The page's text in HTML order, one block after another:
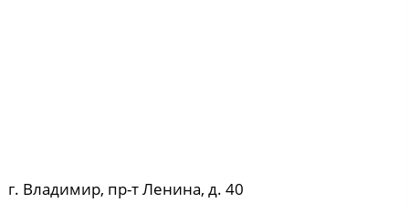
г. Владимир, пр-т Ленина, д. 40